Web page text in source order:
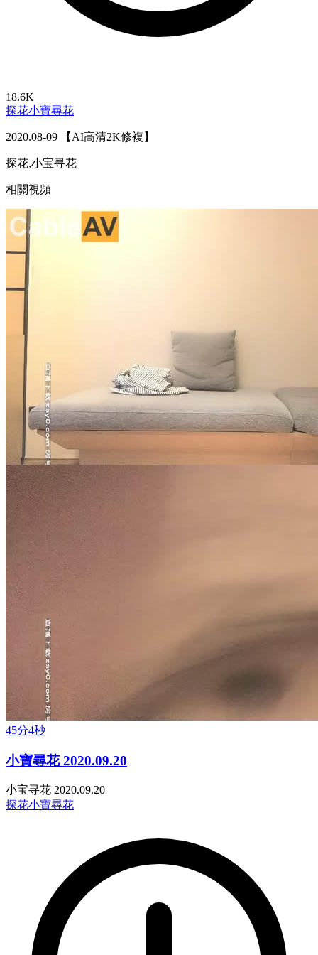
18.6K
探花小寶尋花
2020.08-09 【AI高清2K修複】
探花,小宝寻花
相關視頻
45分4秒
小寶尋花 2020.09.20
小宝寻花 2020.09.20
探花小寶尋花